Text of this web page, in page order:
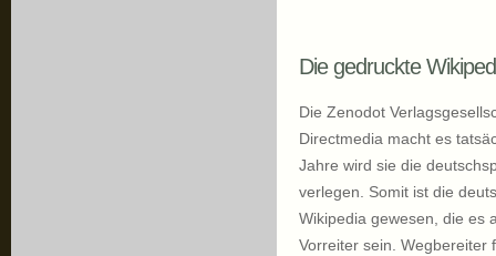
Die gedruckte
Die Zenodot
Directmedia macht es
Jahre wird sie die
verlegen. Somit ist die
Wikipedia gewesen, die es
Vorreiter sein.